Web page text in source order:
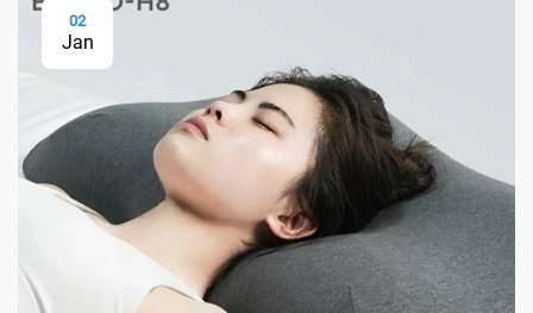
02
Jan